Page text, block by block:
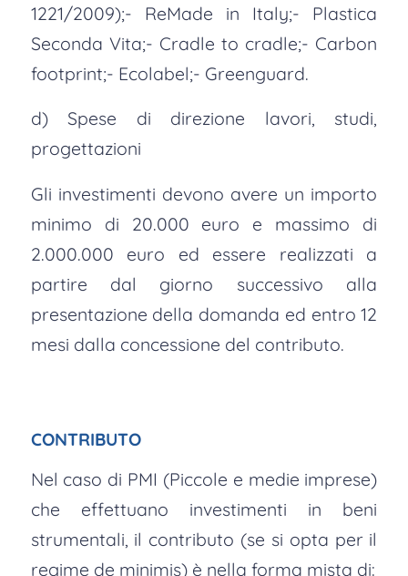
1221/2009);- ReMade in Italy;- Plastica
Seconda Vita;- Cradle to cradle;- Carbon
footprint;- Ecolabel;- Greenguard.
d) Spese di direzione lavori, studi,
progettazioni
Gli investimenti devono avere un importo
minimo di 20.000 euro e massimo di
2.000.000 euro ed essere realizzati a
partire dal giorno successivo alla
presentazione della domanda ed entro 12
mesi dalla concessione del contributo.
CONTRIBUTO
Nel caso di PMI (Piccole e medie imprese)
che effettuano investimenti in beni
strumentali, il contributo (se si opta per il
regime de minimis) è nella forma mista di: